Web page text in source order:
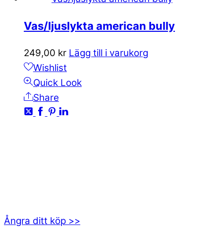
Vas/ljuslykta american bully
249,00 kr Lägg till i varukorg
Wishlist
Quick Look
Share
Ångra ditt köp >>